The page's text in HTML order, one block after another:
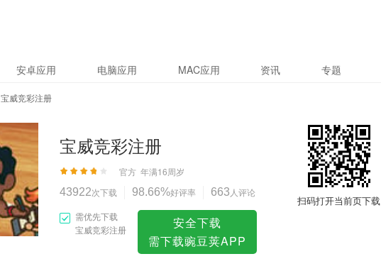
安卓应用 电脑应用 MAC应用 资讯 专题
宝威竞彩注册
宝威竞彩注册
官方 年满16周岁
43922次下载 98.66%好评率 663 人评论
需优先下载
宝威竞彩注册
安全下载
需下载豌豆荚APP
扫码打开当前页下载